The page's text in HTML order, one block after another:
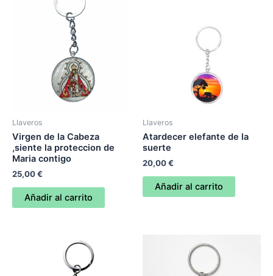
Llaveros
Virgen de la Cabeza
,siente la proteccion de
Maria contigo
25,00€
Añadir al carrito
Llaveros
Atardecer elefante de la
suerte
20,00€
Añadir al carrito